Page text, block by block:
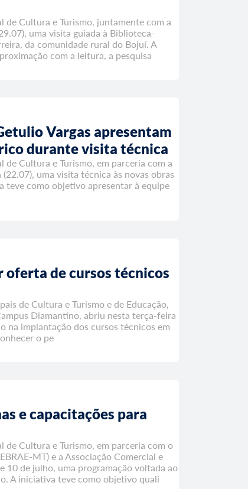
Cultura e Turismo, juntamente com a
uma visita guiada à Biblioteca-
da comunidade rural do Bojuí. A
com a leitura, a pesquisa
Vargas apresentam
durante visita técnica
Cultura e Turismo, em parceria com a
uma visita técnica às novas obras
como objetivo apresentar à equipe
de cursos técnicos
de Cultura e Turismo e de Educação,
Diamantino, abriu nesta terça-feira
na implantação dos cursos técnicos em
o pe
e capacitações para
Cultura e Turismo, em parceria com o
MT) e a Associação Comercial e
10 de julho, uma programação voltada ao
A iniciativa teve como objetivo quali